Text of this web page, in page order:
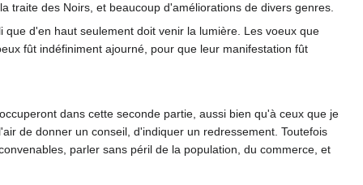
traite des Noirs, et beaucoup d'améliorations de divers genres.
d'en haut seulement doit venir la lumière. Les voeux que
fût indéfiniment ajourné, pour que leur manifestation fût
dans cette seconde partie, aussi bien qu'à ceux que je
de donner un conseil, d'indiquer un redressement. Toutefois
parler sans péril de la population, du commerce, et